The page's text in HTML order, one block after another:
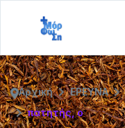
Αρχική ΕΡΕΥΝΑ
πατητής, ο